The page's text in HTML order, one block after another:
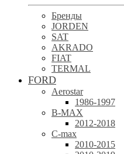
Бренды
JORDEN
SAT
AKRADO
FIAT
TERMAL
FORD
Aerostar
1986-1997
B-MAX
2012-2018
C-max
2010-2015